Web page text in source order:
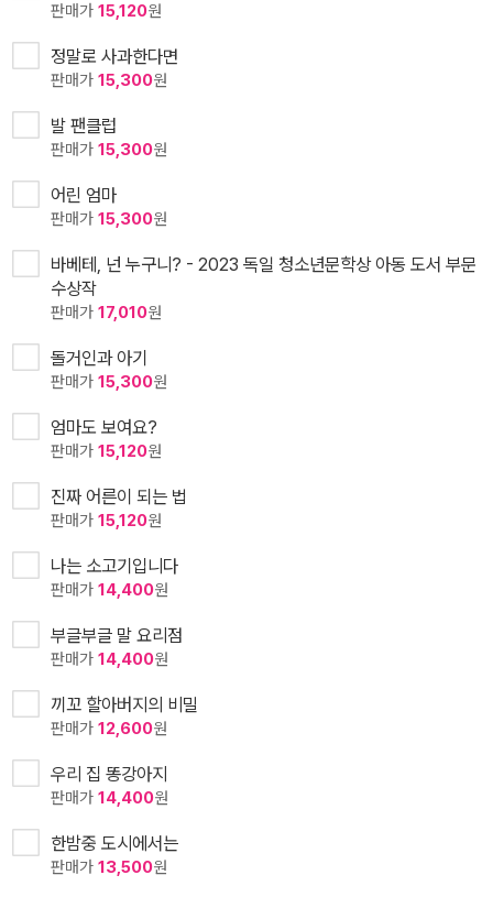
판매가 15,120원
정말로 사과한다면
판매가 15,300원
발 팬클럽
판매가 15,300원
어린 엄마
판매가 15,300원
바베테, 넌 누구니? - 2023 독일 청소년문학상 아동 도서 부문
수상작
판매가 17,010원
돌거인과 아기
판매가 15,300원
엄마도 보여요?
판매가 15,120원
진짜 어른이 되는 법
판매가 15,120원
나는 소고기입니다
판매가 14,400원
부글부글 말 요리점
판매가 14,400원
끼꼬 할아버지의 비밀
판매가 12,600원
우리 집 똥강아지
판매가 14,400원
한밤중 도시에서는
판매가 13,500원